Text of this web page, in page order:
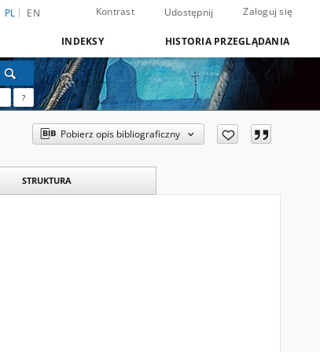
PL EN Kontrast Udostępnij Zaloguj się
INDEKSY HISTORIA PRZEGLĄDANIA
?
Pobierz opis bibliograficzny
STRUKTURA